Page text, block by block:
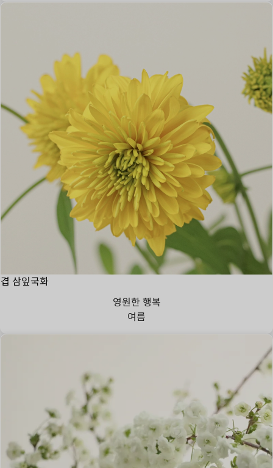
겹 삼잎국화
영원한 행복
여름
고